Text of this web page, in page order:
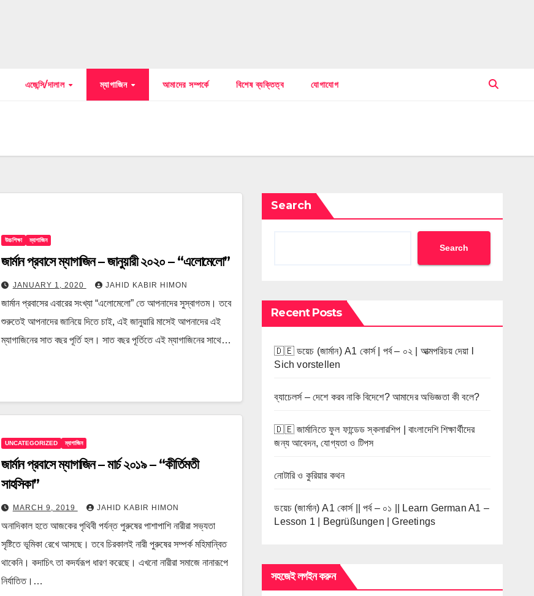
এজেন্সি/দালাল ম্যাগাজিন আমাদের সম্পর্কে বিশেষ ব্যক্তিত্ব যোগাযোগ
উচ্চশিক্ষা ম্যাগাজিন
জার্মান প্রবাসে ম্যাগাজিন – জানুয়ারী ২০২০ – “এলোমেলো”
JANUARY 1, 2020 JAHID KABIR HIMON
জার্মান প্রবাসের এবারের সংখ্যা “এলোমেলো” তে আপনাদের সুস্বাগতম। তবে
শুরুতেই আপনাদের জানিয়ে দিতে চাই, এই জানুয়ারি মাসেই আপনাদের এই
ম্যাগাজিনের সাত বছর পূর্তি হল। সাত বছর পূর্তিতে এই ম্যাগাজিনের সাথে…
UNCATEGORIZED ম্যাগাজিন
জার্মান প্রবাসে ম্যাগাজিন – মার্চ ২০১৯ – “কীর্তিমতী
সাহসিকা”
MARCH 9, 2019 JAHID KABIR HIMON
অনাদিকাল হতে আজকের পৃথিবী পর্যন্ত পুরুষের পাশাপাশি নারীরা সভ্যতা
সৃষ্টিতে ভূমিকা রেখে আসছে। তবে চিরকালই নারী পুরুষের সম্পর্ক মহিমান্বিত
থাকেনি। কদাচিৎ তা কদর্যরূপ ধারণ করেছে। এখনো নারীরা সমাজে নানারূপে
নির্যাতিত।…
Search
Search
Recent Posts
🇩🇪 ডয়েচ (জার্মান) A1 কোর্স | পর্ব – ০২ | আত্মপরিচয় দেয়া l
Sich vorstellen
ব্যাচেলর্স – দেশে করব নাকি বিদেশে? আমাদের অভিজ্ঞতা কী বলে?
🇩🇪 জার্মানিতে ফুল ফান্ডেড স্কলারশিপ | বাংলাদেশি শিক্ষার্থীদের
জন্য আবেদন, যোগ্যতা ও টিপস
নোটারি ও কুরিয়ার কথন
ডয়েচ (জার্মান) A1 কোর্স || পর্ব – ০১ || Learn German A1 –
Lesson 1 | Begrüßungen | Greetings
সহজেই লগইন করুন